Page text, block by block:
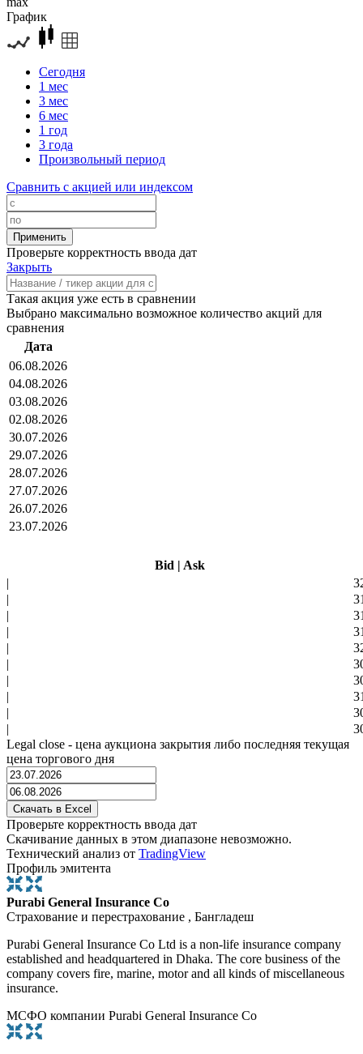
График
Сегодня
1 мес
3 мес
6 мес
1 год
3 года
Произвольный период
Сравнить с акцией или индексом
Проверьте корректность ввода дат
Закрыть
Такая акция уже есть в сравнении
Выбрано максимально возможное количество акций для
сравнения
Дата
06.08.2026
04.08.2026
03.08.2026
02.08.2026
30.07.2026
29.07.2026
28.07.2026
27.07.2026
26.07.2026
23.07.2026
Bid | Ask
|
|
|
|
|
|
|
|
|
|
Legal close - цена аукциона закрытия либо последняя текущая
цена торгового дня
Проверьте корректность ввода дат
Скачивание данных в этом диапазоне невозможно.
Технический анализ от TradingView
Профиль эмитента
Purabi General Insurance Co
Страхование и перестрахование , Бангладеш
Purabi General Insurance Co Ltd is a non-life insurance company
established and headquartered in Dhaka. The core business of the
company covers fire, marine, motor and all kinds of miscellaneous
insurance.
МСФО компании Purabi General Insurance Co